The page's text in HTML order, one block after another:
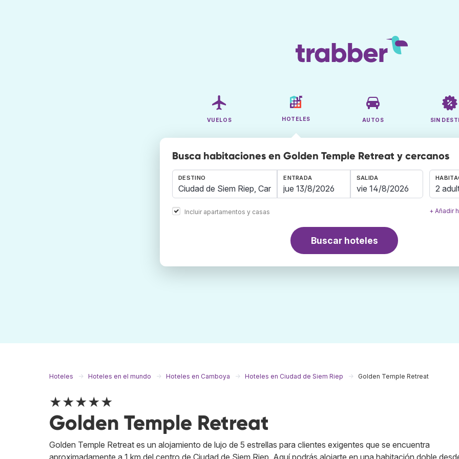
VUELOS HOTELES AUTOS SIN
Busca habitaciones en Golden Temple Retreat y cercanos
DESTINO
Incluir apartamentos y casas
ENTRADA SALIDA
2
+ Añadir
Buscar hoteles
Hoteles Hoteles en el mundo Hoteles en Camboya Hoteles en Ciudad de Siem Riep Golden Temple Retreat
★★★★★
Golden Temple Retreat
Golden Temple Retreat es un alojamiento de lujo de 5 estrellas para clientes exigentes que se encuentra
aproximadamente a 1 km del centro de Ciudad de Siem Riep. Aquí podrás alojarte en una habitación doble